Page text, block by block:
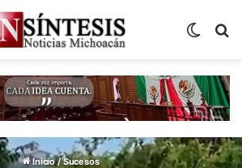
Inicio / Sucesos